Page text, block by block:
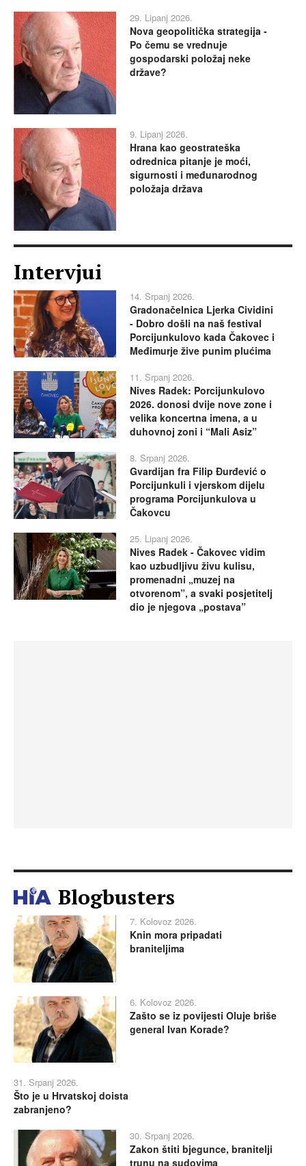
29. Lipanj 2026.
Nova geopolitička strategija -
Po čemu se vrednuje
gospodarski položaj neke
države?
9. Lipanj 2026.
Hrana kao geostrateška
odrednica pitanje je moći,
sigurnosti i međunarodnog
položaja država
Intervjui
14. Srpanj 2026.
Gradonačelnica Ljerka Cividini
- Dobro došli na naš festival
Porcijunkulovo kada Čakovec i
Međimurje žive punim plućima
11. Srpanj 2026.
Nives Radek: Porcijunkulovo
2026. donosi dvije nove zone i
velika koncertna imena, a u
duhovnoj zoni i “Mali Asiz”
8. Srpanj 2026.
Gvardijan fra Filip Đurđević o
Porcijunkuli i vjerskom dijelu
programa Porcijunkulova u
Čakovcu
25. Lipanj 2026.
Nives Radek - Čakovec vidim
kao uzbudljivu živu kulisu,
promenadni „muzej na
otvorenom”, a svaki posjetitelj
dio je njegova „postava”
Blogbusters
7. Kolovoz 2026.
Knin mora pripadati
braniteljima
6. Kolovoz 2026.
Zašto se iz povijesti Oluje briše
general Ivan Korade?
31. Srpanj 2026.
Što je u Hrvatskoj doista
zabranjeno?
30. Srpanj 2026.
Zakon štiti bjegunce, branitelji
trunu na sudovima